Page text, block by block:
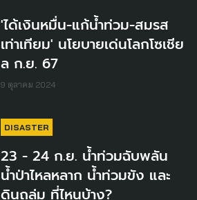
'ได้เงินหมื่น-แก้น้ำท่วม-สมรส
เท่าเทียม' นโยบายเด่นโลกโซเชีย
ล ก.ย. 67
9 ตุลาคม 2024
DISASTER
23 - 24 ก.ย. น้ำท่วมฉับพลัน
น้ำป่าไหลหลาก น้ำท่วมขัง และ
ดินถล่ม ที่ไหนบ้าง?